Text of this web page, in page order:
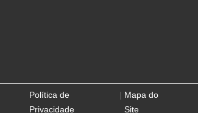
Política de
Privacidade
| Mapa do
Site